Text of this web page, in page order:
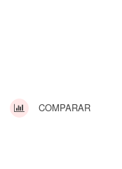
COMPARAR